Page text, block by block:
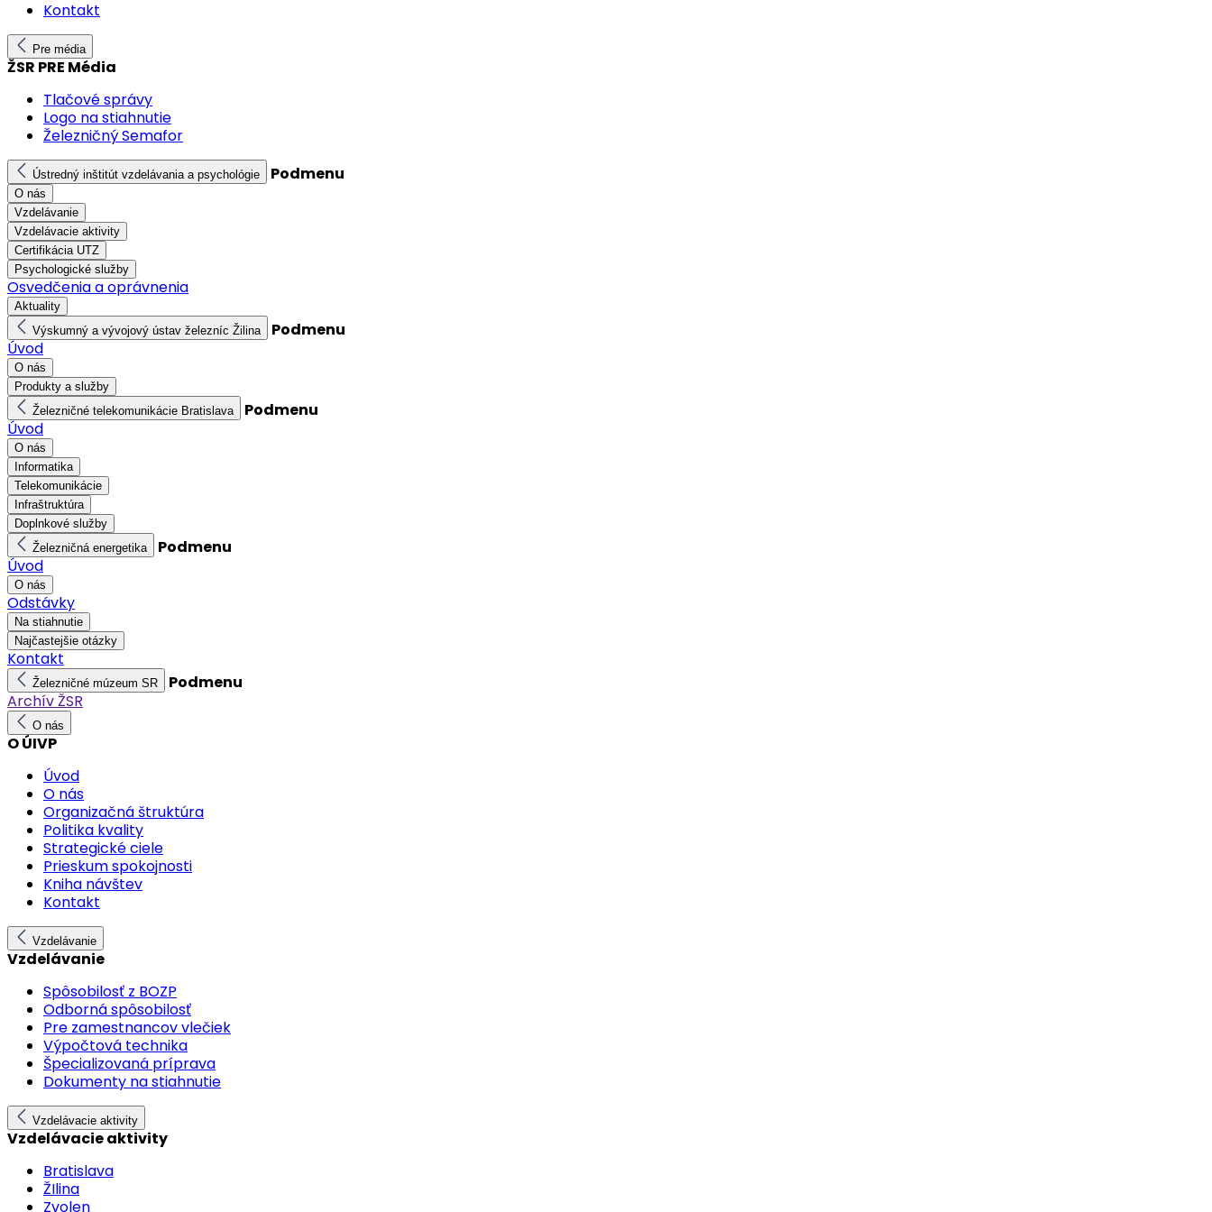
Kontakt
Pre média
ŽSR PRE Média
Tlačové správy
Logo na stiahnutie
Železničný Semafor
Ústredný inštitút vzdelávania a psychológie Podmenu
O nás
Vzdelávanie
Vzdelávacie aktivity
Certifikácia UTZ
Psychologické služby
Osvedčenia a oprávnenia
Aktuality
Výskumný a vývojový ústav železníc Žilina
Podmenu
Úvod
O nás
Produkty a služby
Železničné telekomunikácie Bratislava
Podmenu
Úvod
O nás
Informatika
Telekomunikácie
Infraštruktúra
Doplnkové služby
Železničná energetika
Podmenu
Úvod
O nás
Odstávky
Na stiahnutie
Najčastejšie otázky
Kontakt
Železničné múzeum SR
Podmenu
Archív ŽSR
O nás
O ÚIVP
Úvod
O nás
Organizačná štruktúra
Politika kvality
Strategické ciele
Prieskum spokojnosti
Kniha návštev
Kontakt
Vzdelávanie
Vzdelávanie
Spôsobilosť z BOZP
Odborná spôsobilosť
Pre zamestnancov vlečiek
Výpočtová technika
Špecializovaná príprava
Dokumenty na stiahnutie
Vzdelávacie aktivity
Vzdelávacie aktivity
Bratislava
ŽIlina
Zvolen